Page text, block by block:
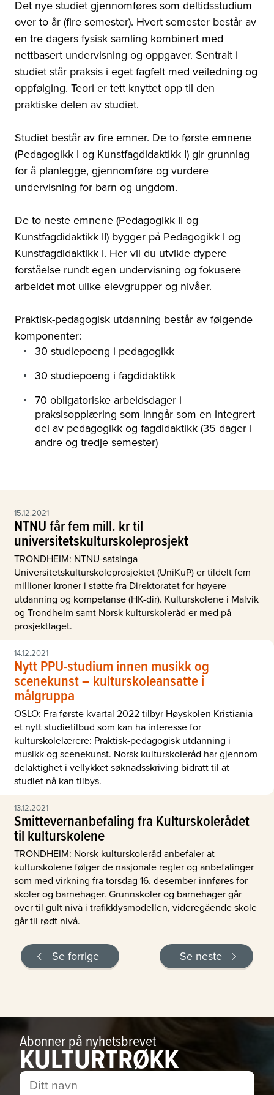
Det nye studiet gjennomføres som deltidsstudium
over to år (fire semester). Hvert semester består av
en tre dagers fysisk samling kombinert med
nettbasert undervisning og oppgaver. Sentralt i
studiet står praksis i eget fagfelt med veiledning og
oppfølging. Teori er tett knyttet opp til den
praktiske delen av studiet.
Studiet består av fire emner. De to første emnene
(Pedagogikk I og Kunstfagdidaktikk I) gir grunnlag
for å planlegge, gjennomføre og vurdere
undervisning for barn og ungdom.
De to neste emnene (Pedagogikk II og
Kunstfagdidaktikk II) bygger på Pedagogikk I og
Kunstfagdidaktikk I. Her vil du utvikle dypere
forståelse rundt egen undervisning og fokusere
arbeidet mot ulike elevgrupper og nivåer.
Praktisk-pedagogisk utdanning består av følgende
komponenter:
30 studiepoeng i pedagogikk
30 studiepoeng i fagdidaktikk
70 obligatoriske arbeidsdager i
praksisopplæring som inngår som en integrert
del av pedagogikk og fagdidaktikk (35 dager i
andre og tredje semester)
15.12.2021
NTNU får fem mill. kr til
universitetskulturskoleprosjekt
TRONDHEIM: NTNU-satsinga
Universitetskulturskoleprosjektet (UniKuP) er tildelt fem
millioner kroner i støtte fra Direktoratet for høyere
utdanning og kompetanse (HK-dir). Kulturskolene i Malvik
og Trondheim samt Norsk kulturskoleråd er med på
prosjektlaget.
14.12.2021
Nytt PPU-studium innen musikk og
scenekunst – kulturskoleansatte i
målgruppa
OSLO: Fra første kvartal 2022 tilbyr Høyskolen Kristiania
et nytt studietilbud som kan ha interesse for
kulturskolelærere: Praktisk-pedagogisk utdanning i
musikk og scenekunst. Norsk kulturskoleråd har gjennom
delaktighet i vellykket søknadsskriving bidratt til at
studiet nå kan tilbys.
13.12.2021
Smittevernanbefaling fra Kulturskolerådet
til kulturskolene
TRONDHEIM: Norsk kulturskoleråd anbefaler at
kulturskolene følger de nasjonale regler og anbefalinger
som med virkning fra torsdag 16. desember innføres for
skoler og barnehager. Grunnskoler og barnehager går
over til gult nivå i trafikklysmodellen, videregående skole
går til rødt nivå.
Se forrige Se neste
Abonner på nyhetsbrevet
KULTURTRØKK